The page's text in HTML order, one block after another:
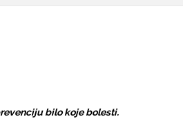
bilo koje bolesti.